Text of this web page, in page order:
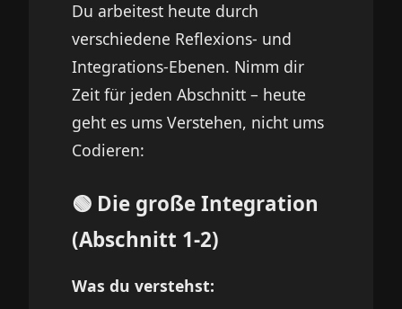
Du arbeitest heute durch
verschiedene Reflexions- und
Integrations-Ebenen. Nimm dir
Zeit für jeden Abschnitt – heute
geht es ums Verstehen, nicht ums
Codieren:
🟢 Die große Integration
(Abschnitt 1-2)
Was du verstehst: